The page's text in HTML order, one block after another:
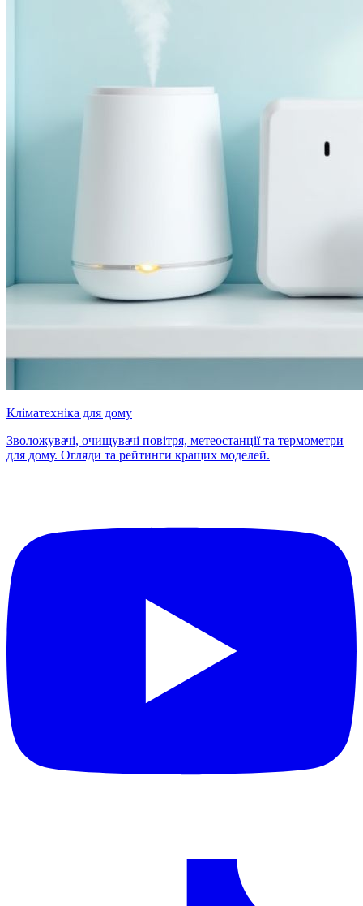
Кліматехніка для дому
Зволожувачі, очищувачі повітря, метеостанції та термометри
для дому. Огляди та рейтинги кращих моделей.